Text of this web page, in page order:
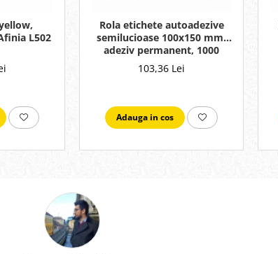
L502
Rola etichete autoadezive
semilucioase 100x150 mm,
adeziv permanent, 1000
etichete/rola
103,36 Lei
Adauga in cos